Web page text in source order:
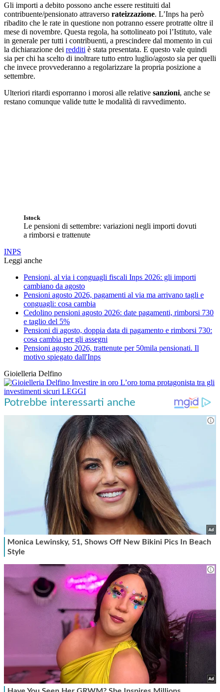
Gli importi a debito possono anche essere restituiti dal
contribuente/pensionato attraverso rateizzazione. L’Inps ha però
ribadito che le rate in questione non potranno essere protratte oltre il
mese di novembre. Questa regola, ha sottolineato poi l’Istituto, vale
in generale per tutti i contribuenti, a prescindere dal momento in cui
la dichiarazione dei redditi è stata presentata. E questo vale quindi
sia per chi ha scelto di inoltrare tutto entro luglio/agosto sia per quelli
che invece provvederanno a regolarizzare la propria posizione a
settembre.
Ulteriori ritardi esporranno i morosi alle relative sanzioni, anche se
restano comunque valide tutte le modalità di ravvedimento.
Istock
Le pensioni di settembre: variazioni negli importi dovuti
a rimborsi e trattenute
INPS
Leggi anche
Pensioni, al via i conguagli fiscali Inps 2026: gli importi
cambiano da agosto
Pensioni agosto 2026, pagamenti al via ma arrivano tagli e
conguagli: cosa cambia
Cedolino pensioni agosto 2026: date pagamenti, rimborsi 730
e taglio del 5%
Pensioni di agosto, doppia data di pagamento e rimborsi 730:
cosa cambia per gli assegni
Pensioni agosto 2026, trattenute per 50mila pensionati. Il
motivo spiegato dall'Inps
Gioielleria Delfino
Investire in oro L’oro torna protagonista tra gli
investimenti sicuri LEGGI